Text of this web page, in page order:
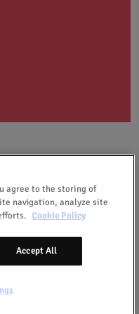
agree to the storing of
navigation, analyze site
Cookie Policy
Accept All